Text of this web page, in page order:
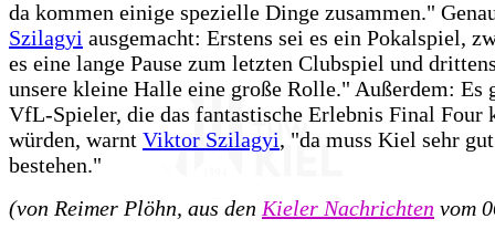
da kommen einige spezielle Dinge zusammen."
Szilagyi ausgemacht: Erstens sei es ein Pokalspiel,
es eine lange Pause zum letzten Clubspiel und
unsere kleine Halle eine große Rolle." Außerdem: Es
VfL-Spieler, die das fantastische Erlebnis Final Four
würden, warnt Viktor Szilagyi, "da muss Kiel sehr
bestehen."
(von Reimer Plöhn, aus den Kieler Nachrichten vom